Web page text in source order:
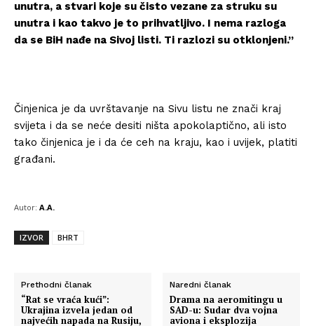
Info
unutra, a stvari koje su čisto vezane za struku su
unutra i kao takvo je to prihvatljivo. I nema razloga
da se BiH nađe na Sivoj listi. Ti razlozi su otklonjeni.”
Činjenica je da uvrštavanje na Sivu listu ne znači kraj
svijeta i da se neće desiti ništa apokolaptično, ali isto
tako činjenica je i da će ceh na kraju, kao i uvijek, platiti
građani.
Autor: A.A.
IZVOR BHRT
Prethodni članak
“Rat se vraća kući”:
Ukrajina izvela jedan od
najvećih napada na Rusiju,
Naredni članak
Drama na aeromitingu u
SAD-u: Sudar dva vojna
aviona i eksplozija